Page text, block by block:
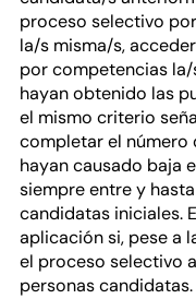
proceso selectivo
la/s misma/s,
por competencias
hayan obtenido las
el mismo criterio
completar el número
hayan causado baja
siempre entre y
candidatas iniciales.
aplicación si, pese a
el proceso selectivo
personas candidatas.